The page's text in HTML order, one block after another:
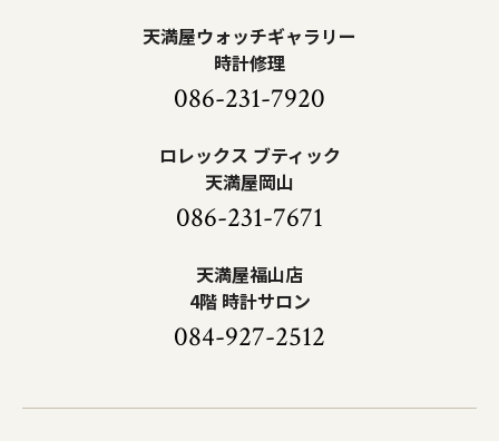
天満屋ウォッチギャラリー
時計修理
086-231-7920
ロレックス ブティック
天満屋岡山
086-231-7671
天満屋福山店
4階 時計サロン
084-927-2512